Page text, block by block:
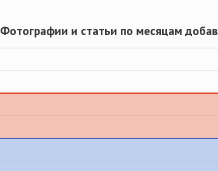
Фотографии и статьи по месяцам